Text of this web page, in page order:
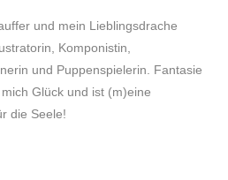
und mein Lieblingsdrache
Komponistin,
und Puppenspielerin. Fantasie
Glück und ist (m)eine
die Seele!